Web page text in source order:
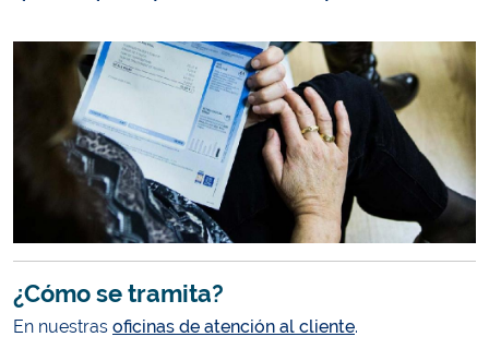
¿Cómo se tramita?
En nuestras oficinas de atención al cliente.